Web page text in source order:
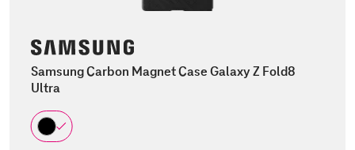
Samsung Carbon Magnet Case Galaxy Z Fold8
Ultra